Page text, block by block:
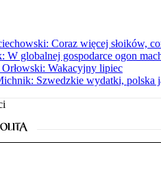
Coraz więcej słoików,
W globalnej gospodarce ogon
Wakacyjny lipiec
Szwedzkie wydatki, polska